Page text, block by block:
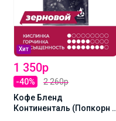
Хит
1 350р
-40%
2 260р
Кофе Бленд
Континенталь (Попкорн с